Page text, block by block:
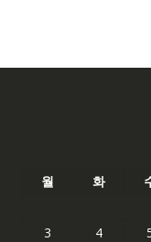
월 화
3
4